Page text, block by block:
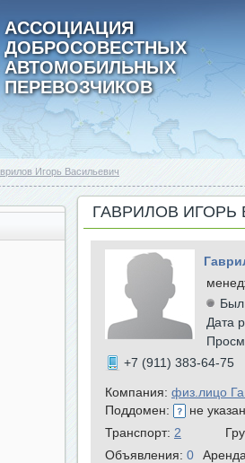
АССОЦИАЦИЯ
ДОБРОСОВЕСТНЫХ
АВТОМОБИЛЬНЫХ
ПЕРЕВОЗЧИКОВ
Игорь Васильевич
ГАВРИЛОВ ИГОРЬ
Был
Дата
+7 (911) 383-64-75
Компания: физ.лицо
Поддомен:
не
Транспорт: 2
Объявления: 0